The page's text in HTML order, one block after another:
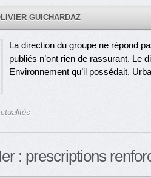
GUICHARDAZ
La direction du groupe ne répond
publiés n’ont rien de rassurant. Le
Environnement qu’il possédait.
: prescriptions